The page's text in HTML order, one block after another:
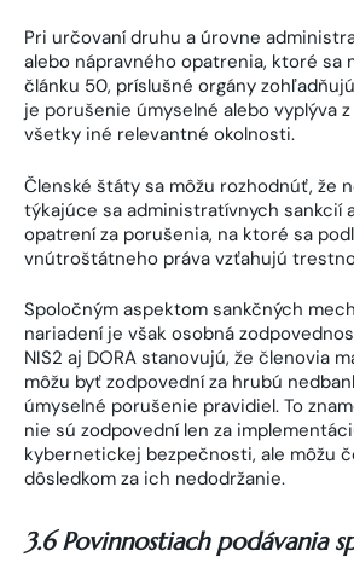
Pri určovaní druhu a úrovne
alebo nápravného opatrenia, ktoré sa
článku 50, príslušné orgány
je porušenie úmyselné alebo vyplýva
všetky iné relevantné okolnosti.
Členské štáty sa môžu rozhodnúť, že
týkajúce sa administratívnych sankcií
opatrení za porušenia, na ktoré sa
vnútroštátneho práva vzťahujú
Spoločným aspektom sankčných
nariadení je však osobná
NIS2 aj DORA stanovujú, že členovia
môžu byť zodpovední za hrubú
úmyselné porušenie pravidiel. To
nie sú zodpovední len za
kybernetickej bezpečnosti, ale môžu
dôsledkom za ich nedodržanie.
3.6 Povinnostiach podávania